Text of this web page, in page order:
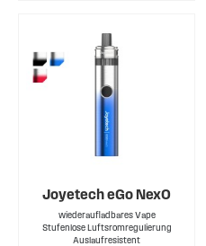
Joyetech eGo NexO
wiederaufladbares Vape
Stufenlose Luftsromregulierung
Auslaufresistent